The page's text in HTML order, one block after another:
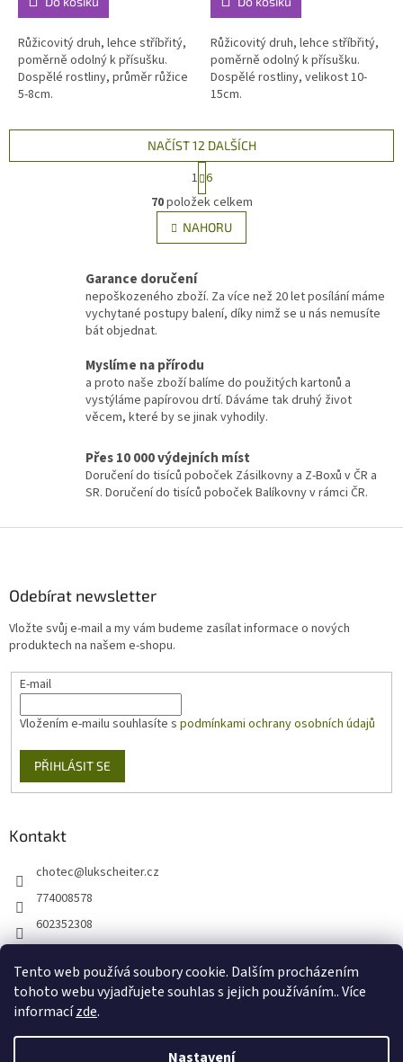
Tento web používá soubory cookie. Dalším procházením
tohoto webu vyjadřujete souhlas s jejich používáním.. Více
informacízde.
Nastavení
Růžicovitý druh, lehce stříbřitý,
poměrně odolný k přísušku.
Dospělé rostliny, průměr růžice
5-8cm.
Růžicovitý druh, lehce stříbřitý,
poměrně odolný k přísušku.
Dospělé rostliny, velikost 10-
15cm.
O
v
l
á
c
í
v
k
y
v
p
i
s
u
NAČÍST 12 DALŠÍCH
t
r
á
n
k
á
n
í
1 6
70položek celkem
NAHORU
Garance doručení
nepoškozeného zboží. Za více než 20 let posílání máme
vychytané postupy balení, díky nimž se u nás nemusíte
bát objednat.
Myslíme na přírodu
a proto naše zboží balíme do použitých kartonů a
vystýláme papírovou drtí. Dáváme tak druhý život
věcem, které by se jinak vyhodily.
Přes 10 000 výdejních míst
Doručení do tisíců poboček Zásilkovny a Z-Boxů v ČR a
SR. Doručení do tisíců poboček Balíkovny v rámci ČR.
Odebírat newsletter
Vložte svůj e-mail a my vám budeme zasílat informace o nových
produktech na našem e-shopu.
E-mail
Vložením e-mailu souhlasíte s podmínkami ochrany osobních údajů
PŘIHLÁSIT SE
Kontakt
chotec@lukscheiter.cz
774008578
602352308
https://www.facebook.com/kytkychotec
+420774008578